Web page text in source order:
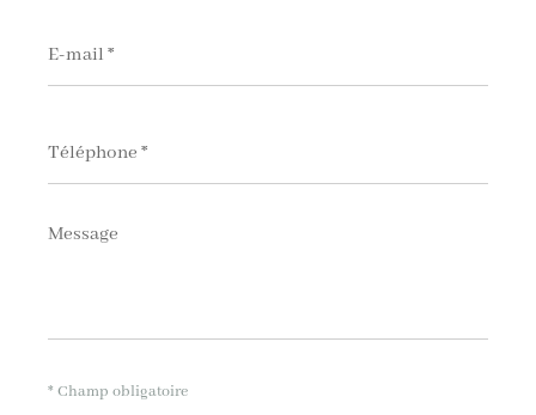
mail
*
*
Message
*
* Champ obligatoire